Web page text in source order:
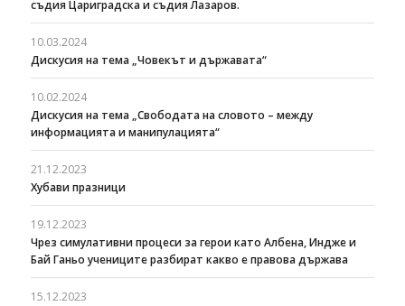
съдия Цариградска и съдия Лазаров.
10.03.2024
Дискусия на тема „Човекът и държавата“
10.02.2024
Дискусия на тема „Свободата на словото – между
информацията и манипулацията“
21.12.2023
Хубави празници
19.12.2023
Чрез симулативни процеси за герои като Албена, Индже и
Бай Ганьо учениците разбират какво е правова държава
15.12.2023